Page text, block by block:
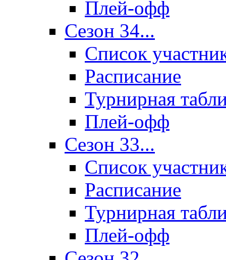
Плей-офф
Сезон 34...
Список
Расписание
Турнирная
Плей-офф
Сезон 33...
Список
Расписание
Турнирная
Плей-офф